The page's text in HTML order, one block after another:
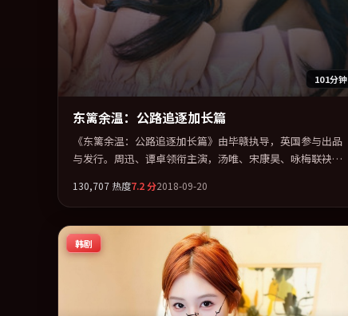
101分钟
东篱余温：公路追逐加长篇
《东篱余温：公路追逐加长篇》由毕赣执导，英国参与出品
与发行。周迅、谭卓领衔主演，汤唯、宋康昊、咏梅联袂出
「喜剧」类型为骨架，在叙事、表演与视听上力求统一。定
于 2018-01-26 在内地院线及主流平台同步亮相，2018 年度
话题片中口碑稳健，适合喜欢强情节与人物弧光的观众完整
观看。
130,707 热度7.2分2018-09-20
韩剧